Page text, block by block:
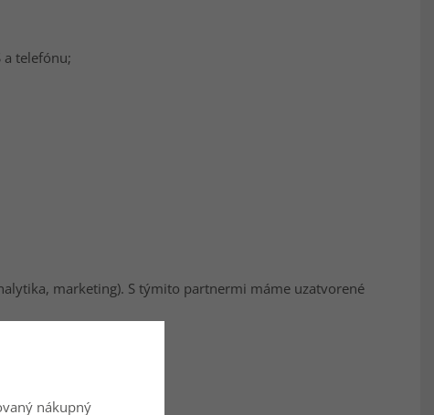
telefónu;
marketing). S týmito partnermi máme uzatvorené
nákupný